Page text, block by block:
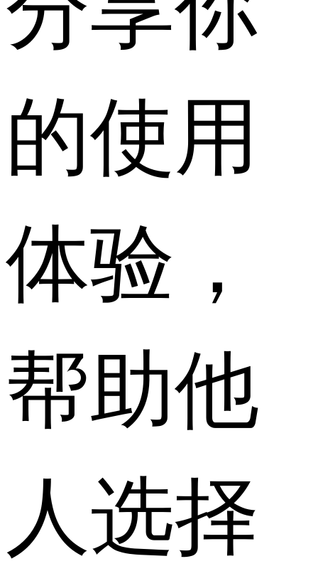
的使用
体验，
帮助他
人选择